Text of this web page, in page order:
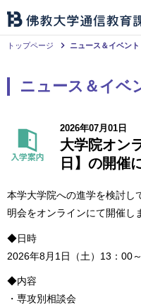
トップページ ニュース＆イベント
ニュース＆イベ
2026年07月01日
大学院オン
日】の開催
本学大学院への進学を検討し
明会をオンラインにて開催し
◆日時
2026年8月1日（土）13：00
◆内容
・専攻別相談会